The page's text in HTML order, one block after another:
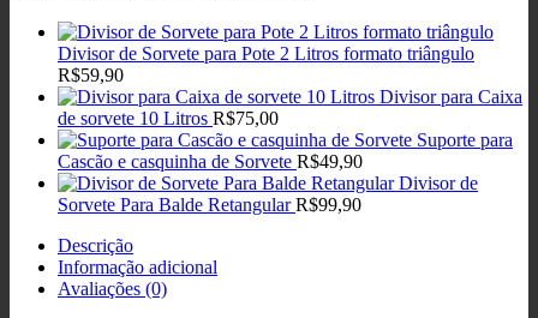
Divisor de Sorvete para Pote 2 Litros formato triângulo
R$59,90
Divisor para Caixa
de sorvete 10 Litros R$75,00
Suporte para
Cascão e casquinha de Sorvete R$49,90
Divisor de
Sorvete Para Balde Retangular R$99,90
Descrição
Informação adicional
Avaliações (0)